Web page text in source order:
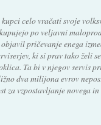
kupci celo vračati svoje
po veljavni
pričevanje enega
ki si prav tako želi
Ta bi v njegov servis
dva milijona evrov
za vzpostavljanje novega